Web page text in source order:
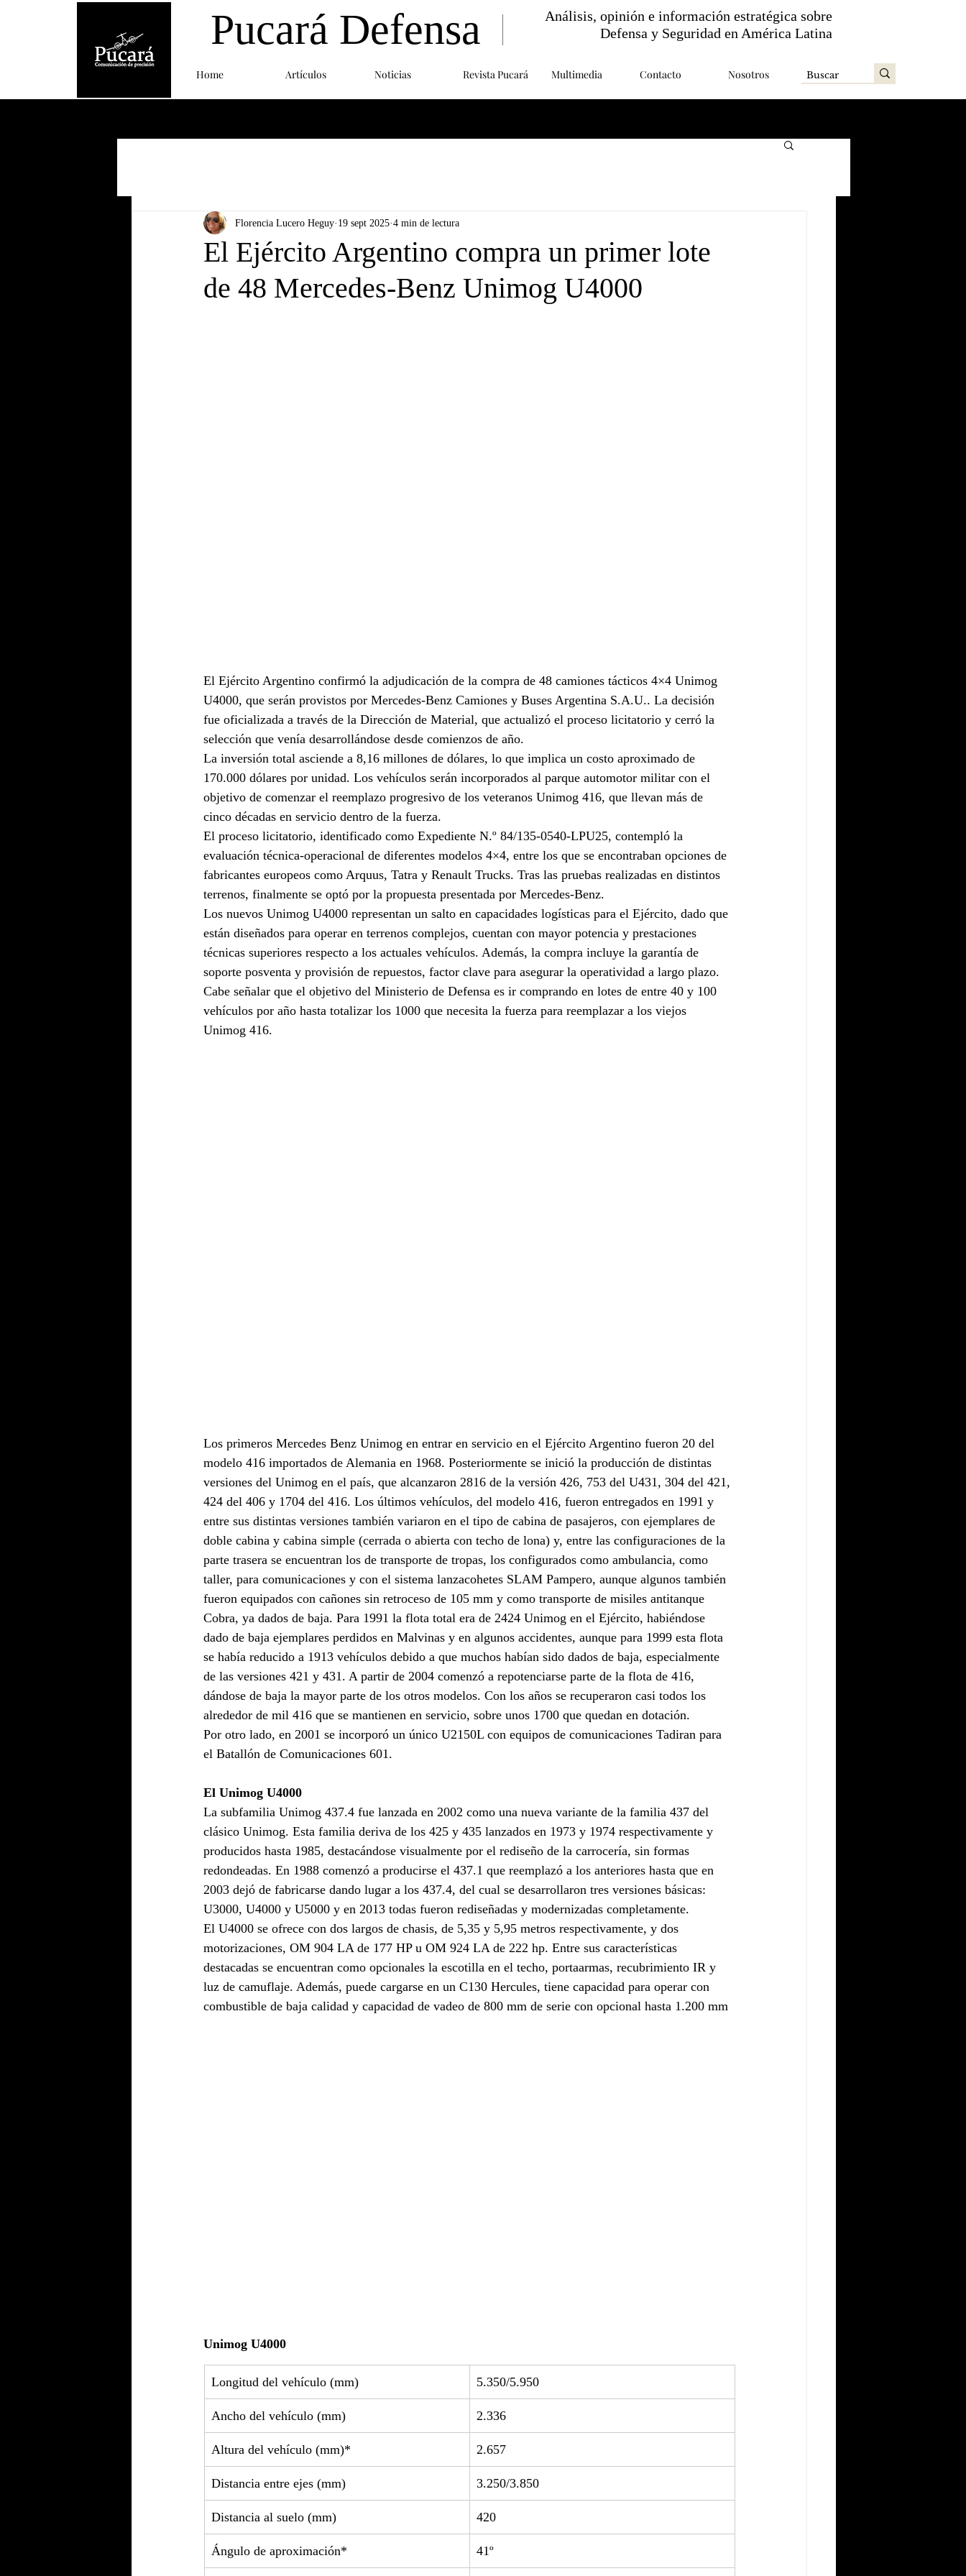
Home Artículos Noticias Revista Pucará Multimedia Contacto Nosotros
Pucará Defensa
Análisis, opinión e información estratégica sobre
Defensa y Seguridad en América Latina
El Ejército Argentino compra un primer lote
de 48 Mercedes-Benz Unimog U4000
Florencia Lucero Heguy 19 sept 2025 4 min de lectura
El Ejército Argentino confirmó la adjudicación de la compra de 48 camiones tácticos 4×4 Unimog
U4000, que serán provistos por Mercedes-Benz Camiones y Buses Argentina S.A.U.. La decisión
fue oficializada a través de la Dirección de Material, que actualizó el proceso licitatorio y cerró la
selección que venía desarrollándose desde comienzos de año.
La inversión total asciende a 8,16 millones de dólares, lo que implica un costo aproximado de
170.000 dólares por unidad. Los vehículos serán incorporados al parque automotor militar con el
objetivo de comenzar el reemplazo progresivo de los veteranos Unimog 416, que llevan más de
cinco décadas en servicio dentro de la fuerza.
El proceso licitatorio, identificado como Expediente N.º 84/135-0540-LPU25, contempló la
evaluación técnica-operacional de diferentes modelos 4×4, entre los que se encontraban opciones de
fabricantes europeos como Arquus, Tatra y Renault Trucks. Tras las pruebas realizadas en distintos
terrenos, finalmente se optó por la propuesta presentada por Mercedes-Benz.
Los nuevos Unimog U4000 representan un salto en capacidades logísticas para el Ejército, dado que
están diseñados para operar en terrenos complejos, cuentan con mayor potencia y prestaciones
técnicas superiores respecto a los actuales vehículos. Además, la compra incluye la garantía de
soporte posventa y provisión de repuestos, factor clave para asegurar la operatividad a largo plazo.
Cabe señalar que el objetivo del Ministerio de Defensa es ir comprando en lotes de entre 40 y 100
vehículos por año hasta totalizar los 1000 que necesita la fuerza para reemplazar a los viejos
Unimog 416.
Los primeros Mercedes Benz Unimog en entrar en servicio en el Ejército Argentino fueron 20 del
modelo 416 importados de Alemania en 1968. Posteriormente se inició la producción de distintas
versiones del Unimog en el país, que alcanzaron 2816 de la versión 426, 753 del U431, 304 del 421,
424 del 406 y 1704 del 416. Los últimos vehículos, del modelo 416, fueron entregados en 1991 y
entre sus distintas versiones también variaron en el tipo de cabina de pasajeros, con ejemplares de
doble cabina y cabina simple (cerrada o abierta con techo de lona) y, entre las configuraciones de la
parte trasera se encuentran los de transporte de tropas, los configurados como ambulancia, como
taller, para comunicaciones y con el sistema lanzacohetes SLAM Pampero, aunque algunos también
fueron equipados con cañones sin retroceso de 105 mm y como transporte de misiles antitanque
Cobra, ya dados de baja. Para 1991 la flota total era de 2424 Unimog en el Ejército, habiéndose
dado de baja ejemplares perdidos en Malvinas y en algunos accidentes, aunque para 1999 esta flota
se había reducido a 1913 vehículos debido a que muchos habían sido dados de baja, especialmente
de las versiones 421 y 431. A partir de 2004 comenzó a repotenciarse parte de la flota de 416,
dándose de baja la mayor parte de los otros modelos. Con los años se recuperaron casi todos los
alrededor de mil 416 que se mantienen en servicio, sobre unos 1700 que quedan en dotación.
Por otro lado, en 2001 se incorporó un único U2150L con equipos de comunicaciones Tadiran para
el Batallón de Comunicaciones 601.
El Unimog U4000
La subfamilia Unimog 437.4 fue lanzada en 2002 como una nueva variante de la familia 437 del
clásico Unimog. Esta familia deriva de los 425 y 435 lanzados en 1973 y 1974 respectivamente y
producidos hasta 1985, destacándose visualmente por el rediseño de la carrocería, sin formas
redondeadas. En 1988 comenzó a producirse el 437.1 que reemplazó a los anteriores hasta que en
2003 dejó de fabricarse dando lugar a los 437.4, del cual se desarrollaron tres versiones básicas:
U3000, U4000 y U5000 y en 2013 todas fueron rediseñadas y modernizadas completamente.
El U4000 se ofrece con dos largos de chasis, de 5,35 y 5,95 metros respectivamente, y dos
motorizaciones, OM 904 LA de 177 HP u OM 924 LA de 222 hp. Entre sus características
destacadas se encuentran como opcionales la escotilla en el techo, portaarmas, recubrimiento IR y
luz de camuflaje. Además, puede cargarse en un C130 Hercules, tiene capacidad para operar con
combustible de baja calidad y capacidad de vadeo de 800 mm de serie con opcional hasta 1.200 mm
Unimog U4000
Longitud del vehículo (mm) 5.350/5.950
Ancho del vehículo (mm) 2.336
Altura del vehículo (mm)* 2.657
Distancia entre ejes (mm) 3.250/3.850
Distancia al suelo (mm) 420
Ángulo de aproximación* 41º